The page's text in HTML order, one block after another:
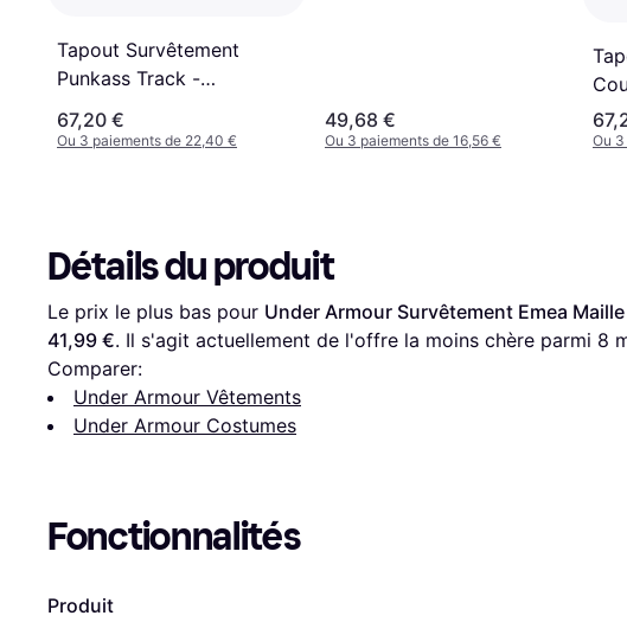
Tapout Survêtement
Punkass Track -
67,20 €
Ou 3 paiements de 22,40 €
49,68 €
Ou 3 paiements de 16,56 €
-
Ou
Détails du produit
Le prix le plus bas pour Under Armour Survêtement Emea
41,99 €. Il s'agit actuellement de l'offre la moins chère parmi 8
Comparer:
Under Armour Vêtements
Under Armour Costumes
Fonctionnalités
Produit